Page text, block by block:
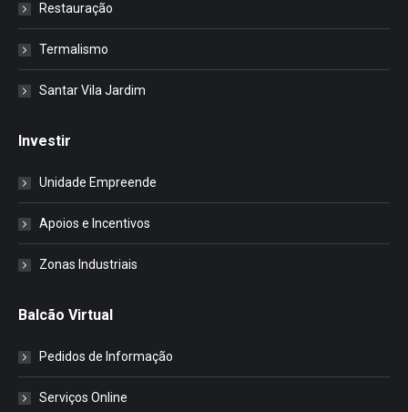
Restauração
Termalismo
Santar Vila Jardim
Investir
Unidade Empreende
Apoios e Incentivos
Zonas Industriais
Balcão Virtual
Pedidos de Informação
Serviços Online